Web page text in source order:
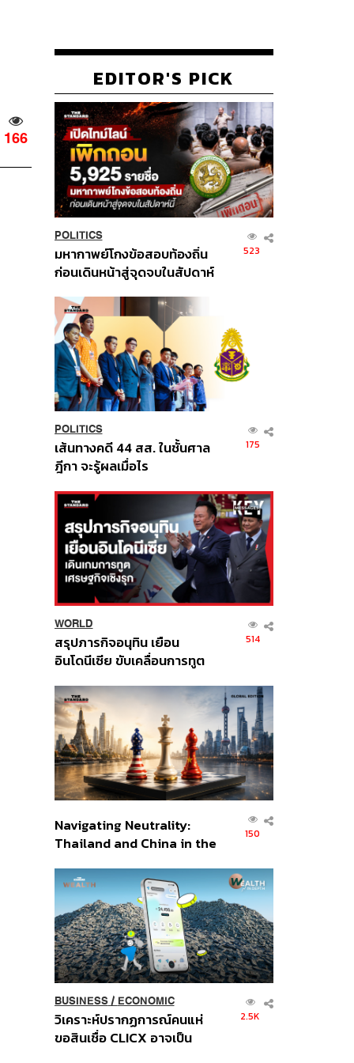
166
EDITOR'S PICK
POLITICS
มหากาพย์โกงข้อสอบท้องถิ่น
ก่อนเดินหน้าสู่จุดจบในสัปดาห์
523
POLITICS
เส้นทางคดี 44 สส. ในชั้นศาล
ฎีกา จะรู้ผลเมื่อไร
175
WORLD
สรุปภารกิจอนุทิน เยือน
อินโดนีเซีย ขับเคลื่อนการทูต
ส่วนยุทธศาสตร์ไทย –
อินโดนีเซีย
514
Navigating Neutrality:
Thailand and China in the
Order
150
BUSINESS/ ECONOMIC
วิเคราะห์ปรากฏการณ์คนแห่
ขอสินเชื่อ CLICX อาจเป็น
2.5K